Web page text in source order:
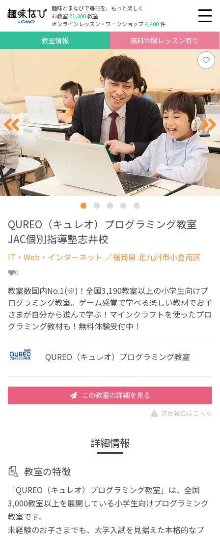
趣味とまなびで毎日を、もっと楽しく
お教室21,000教室
オンラインレッスン・ワークショップ4,400件
教室情報 無料体験レッスン有り
QUREO（キュレオ）プログラミング教室
JAC個別指導塾志井校
IT・Web・インターネット ／福岡県 北九州市小倉南区
0
教室数国内No.1(※)！全国3,190教室以上の小学生向けプ
ログラミング教室。ゲーム感覚で学べる楽しい教材でお子
さまが自分から進んで学ぶ！マインクラフトを使ったプロ
グラミング教材も！無料体験受付中！
QUREO（キュレオ）プログラミング教室
この教室の詳細を見る
違反報告はこちら
詳細情報
教室の特徴
「QUREO（キュレオ）プログラミング教室」は、全国
3,000教室以上を展開している小学生向けプログラミング
教室です。
未経験のお子さまでも、大学入試を見据えた本格的なプ